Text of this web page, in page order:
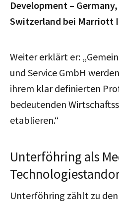
Development –
Switzerland bei Marriott
Weiter erklärt er:
und Service GmbH
ihrem klar definierten
bedeutenden
etablieren.“
Unterföhring als
Unterföhring zählt zu